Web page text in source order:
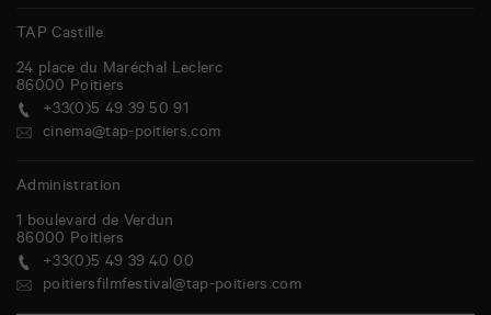
TAP Castille
24 place du Maréchal Leclerc
86000 Poitiers
+33(0)5 49 39 50 91
cinema@tap-poitiers.com
Administration
1 boulevard de Verdun
86000 Poitiers
+33(0)5 49 39 40 00
poitiersfilmfestival@tap-poitiers.com